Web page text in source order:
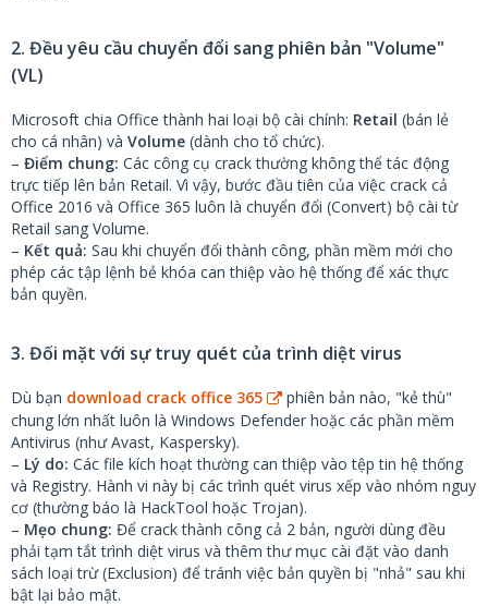
2. Đều yêu cầu chuyển đổi sang phiên bản "Volume"
(VL)
Microsoft chia Office thành hai loại bộ cài chính: Retail (bán lẻ
cho cá nhân) và Volume (dành cho tổ chức).
– Điểm chung: Các công cụ crack thường không thể tác động
trực tiếp lên bản Retail. Vì vậy, bước đầu tiên của việc crack cả
Office 2016 và Office 365 luôn là chuyển đổi (Convert) bộ cài từ
Retail sang Volume.
– Kết quả: Sau khi chuyển đổi thành công, phần mềm mới cho
phép các tập lệnh bẻ khóa can thiệp vào hệ thống để xác thực
bản quyền.
3. Đối mặt với sự truy quét của trình diệt virus
Dù bạn download crack office 365
phiên bản nào, "kẻ thù"
chung lớn nhất luôn là Windows Defender hoặc các phần mềm
Antivirus (như Avast, Kaspersky).
– Lý do: Các file kích hoạt thường can thiệp vào tệp tin hệ thống
và Registry. Hành vi này bị các trình quét virus xếp vào nhóm nguy
cơ (thường báo là HackTool hoặc Trojan).
– Mẹo chung: Để crack thành công cả 2 bản, người dùng đều
phải tạm tắt trình diệt virus và thêm thư mục cài đặt vào danh
sách loại trừ (Exclusion) để tránh việc bản quyền bị "nhả" sau khi
bật lại bảo mật.